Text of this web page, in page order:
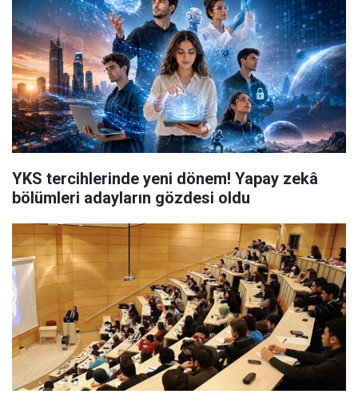
YKS tercihlerinde yeni dönem! Yapay zekâ
bölümleri adayların gözdesi oldu